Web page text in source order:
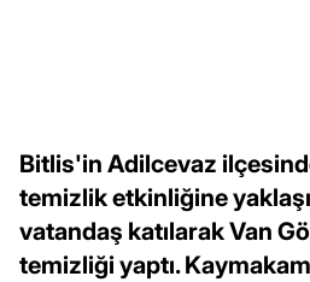
Bitlis'in Adilcevaz
temizlik etkinliğine
vatandaş katılarak Van
temizliği yaptı.